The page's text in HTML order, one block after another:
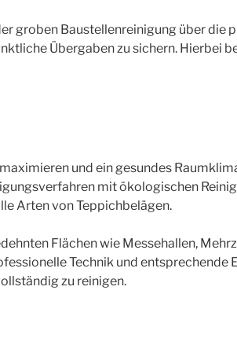
groben Baustellenreinigung über die
Übergaben zu sichern. Hierbei
und ein gesundes
mit ökologischen
Arten von Teppichbelägen.
Flächen wie Messehallen,
Technik und entsprechende
zu reinigen.